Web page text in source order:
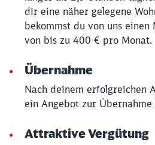
dir eine näher gelegene
bekommst du von uns einen
von bis zu 400 € pro Monat.
Übernahme
Nach deinem erfolgreichen
ein Angebot zur
Attraktive Vergütung
Möchten Sie zu
werden?